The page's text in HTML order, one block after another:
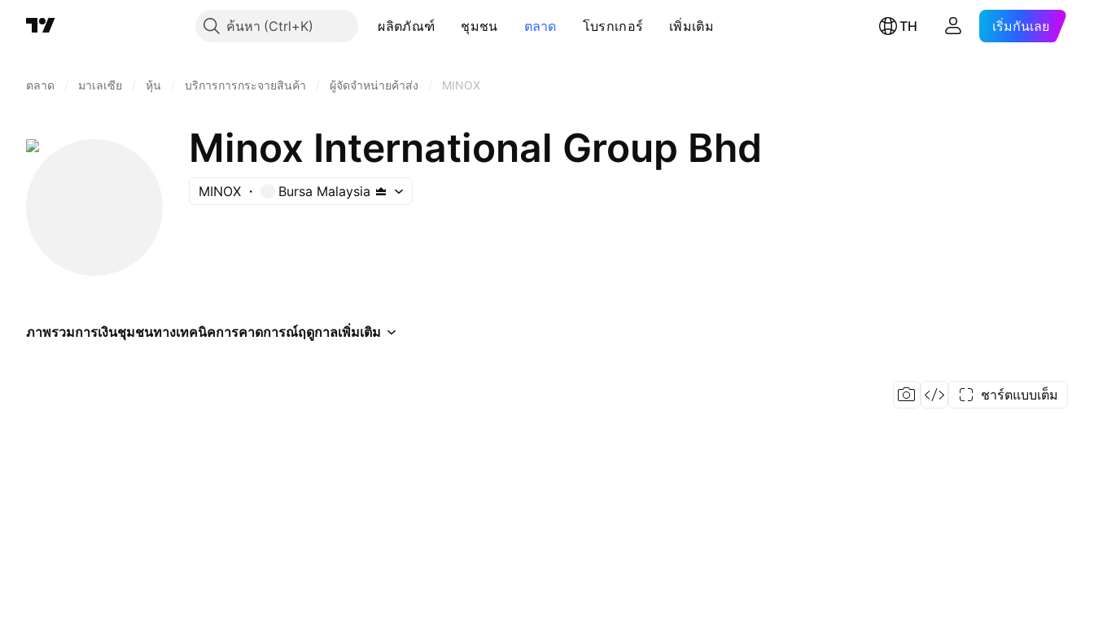
ค้นหา ผลิตภัณฑ์ ชุมชน ตลาด โบรกเกอร์ เพิ่มเติม TH เริ่มกันเลย
ตลาด มาเลเซีย หุ้น บริการการกระจายสินค้า ผู้จัดจำหน่ายค้าส่ง MINOX
Minox International Group Bhd
MINOX Bursa Malaysia
ภาพรวมการเงินชุมชนทางเทคนิคการคาดการณ์ฤดูกาลเพิ่มเติม
ชาร์ตแบบเต็ม